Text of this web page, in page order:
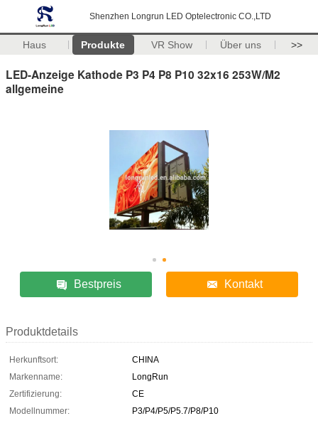
Shenzhen Longrun LED Optelectronic CO.,LTD
Haus Produkte VR Show Über uns >>
LED-Anzeige Kathode P3 P4 P8 P10 32x16 253W/M2
allgemeine
Bestpreis Kontakt
Produktdetails
Herkunftsort:
CHINA
Markenname:
LongRun
Zertifizierung:
CE
Modellnummer:
P3/P4/P5/P5.7/P8/P10